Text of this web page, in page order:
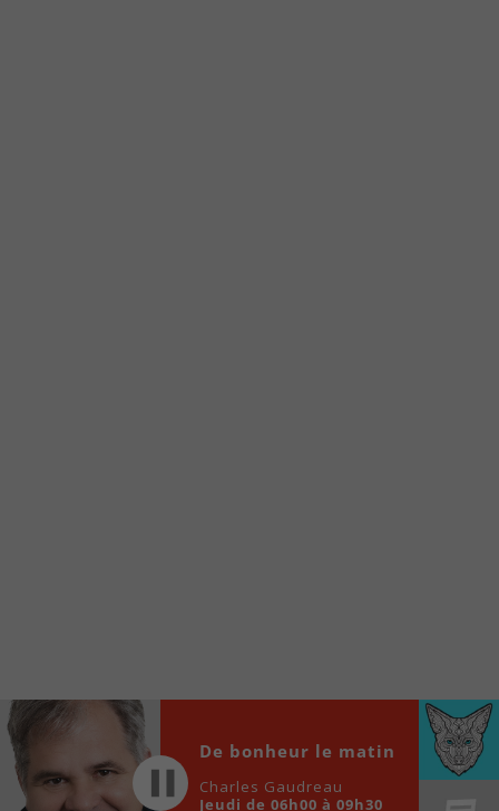
Audio
00:00
De bonheur le matin
Charles Gaudreau
Jeudi de 06h00 à 09h30